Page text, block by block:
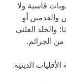
قاسية ولا
والقدمين أو
والجلد العلني
الجرائم.
الدينية.